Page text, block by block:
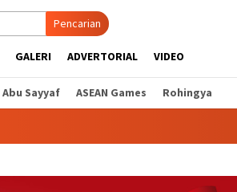
Pencarian
GALERI ADVERTORIAL VIDEO
Abu Sayyaf ASEAN Games Rohingya